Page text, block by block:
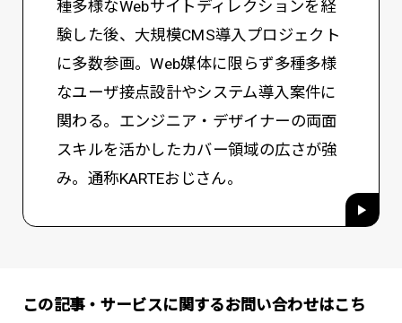
種多様なWebサイトディレクションを経
験した後、大規模CMS導入プロジェクト
に多数参画。Web媒体に限らず多種多様
なユーザ接点設計やシステム導入案件に
関わる。エンジニア・デザイナーの両面
スキルを活かしたカバー領域の広さが強
み。通称KARTEおじさん。
この記事・サービスに関するお問い合わせはこち